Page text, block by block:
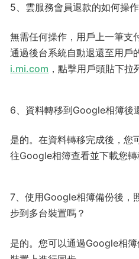
5、雲服務會員退款的如何操作
無需任何操作，用戶上一筆支
通過後台系統自動退還至用戶
i.mi.com ，點擊用戶頭貼下拉
6、資料轉移到Google相簿後
是的。在資料轉移完成後，
往Google相簿查看並下載您轉
7、使用Google相簿備份後，
步到多台裝置嗎？
是的。您可以通過Google相